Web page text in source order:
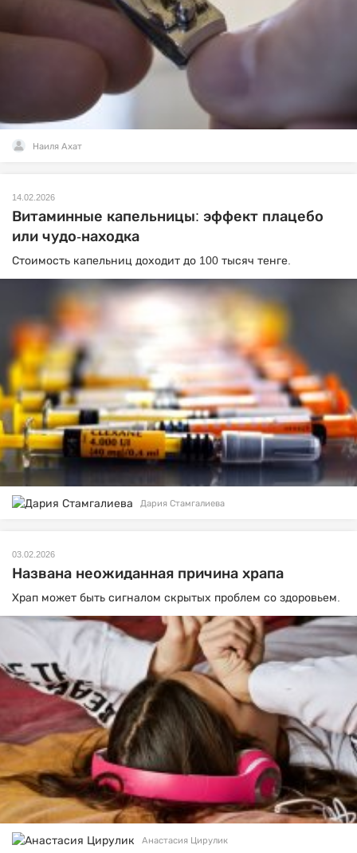
Наиля Ахат
14.02.2026
Витаминные капельницы: эффект плацебо
или чудо-находка
Стоимость капельниц доходит до 100 тысяч тенге.
Дария Стамгалиева
03.02.2026
Названа неожиданная причина храпа
Храп может быть сигналом скрытых проблем со здоровьем.
Анастасия Цирулик